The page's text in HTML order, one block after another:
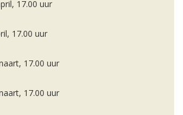
17.00 uur
17.00 uur
17.00 uur
17.00 uur